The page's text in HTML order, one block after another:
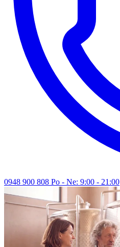
0948 900 808 Po - Ne: 9:00 - 21:00